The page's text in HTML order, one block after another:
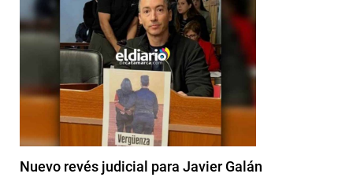
Nuevo revés judicial para Javier Galán